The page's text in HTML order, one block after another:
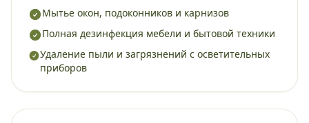
Мытье окон, подоконников и карнизов
Полная дезинфекция мебели и бытовой техники
Удаление пыли и загрязнений с осветительных
приборов